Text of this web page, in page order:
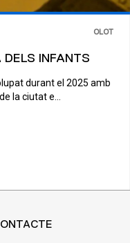
OLOT
INFANTS
durant el 2025 amb
la ciutat e...